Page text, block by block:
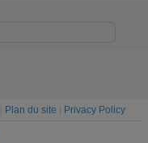
Plan du site
Privacy Policy